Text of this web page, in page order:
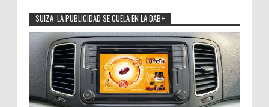
SUIZA: LA PUBLICIDAD SE CUELA EN LA DAB+